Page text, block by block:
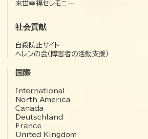
来世幸福セレモニー
社会貢献
自殺防止サイト
ヘレンの会（障害者の活動支援）
国際
International
North America
Canada
Deutschland
France
United Kingdom